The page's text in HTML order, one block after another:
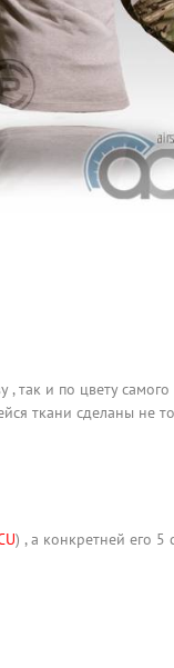
, так и по цвету
ткани сделаны не
) , а конкретней его 5